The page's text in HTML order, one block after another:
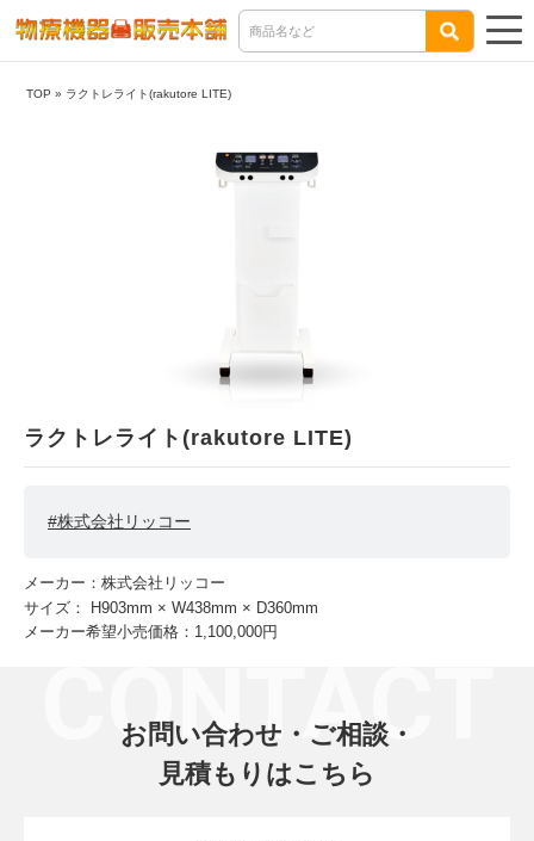
TOP » ラクトレライト(rakutore LITE)
ラクトレライト(rakutore LITE)
#株式会社リッコー
メーカー：株式会社リッコー
サイズ：
H903mm × W438mm × D360mm
メーカー希望小売価格：1,100,000円
CONTACT
お問い合わせ・ご相談・
見積もりはこちら